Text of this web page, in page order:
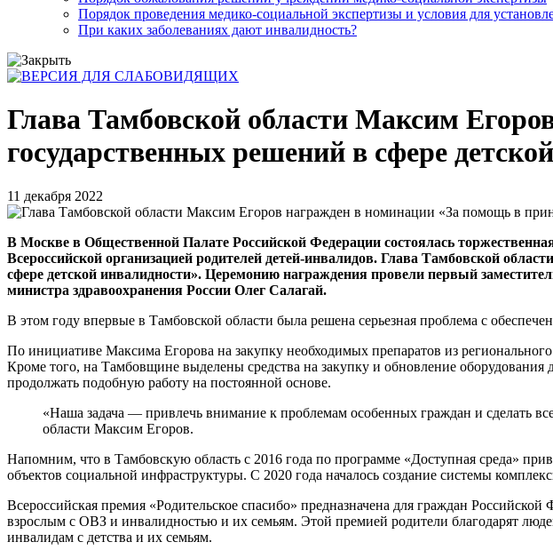
Порядок проведения медико-социальной экспертизы и условия для
При каких заболеваниях дают инвалидность?
Глава Тамбовской области Максим
государственных решений в сфере
11 декабря 2022
В Москве в Общественной Палате Российской Федерации состоялась
Всероссийской организацией родителей детей-инвалидов. Глава Тамбовской
сфере детской инвалидности». Церемонию награждения провели первый
министра здравоохранения России Олег Салагай.
В этом году впервые в Тамбовской области была решена серьезная проблема с
По инициативе Максима Егорова на закупку необходимых препаратов из
Кроме того, на Тамбовщине выделены средства на закупку и обновление
продолжать подобную работу на постоянной основе.
«Наша задача — привлечь внимание к проблемам особенных граждан и сделать
области Максим Егоров.
Напомним, что в Тамбовскую область с 2016 года по программе «Доступная среда»
объектов социальной инфраструктуры. С 2020 года началось создание системы
Всероссийская премия «Родительское спасибо» предназначена для граждан
взрослым с ОВЗ и инвалидностью и их семьям. Этой премией родители благодарят
инвалидам с детства и их семьям.